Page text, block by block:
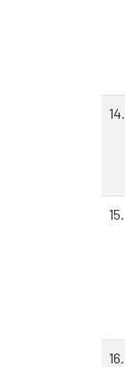
14.
15.
16.